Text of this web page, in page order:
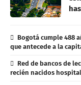
Bogotá cumple 488
que antecede a la
Red de bancos de
recién nacidos